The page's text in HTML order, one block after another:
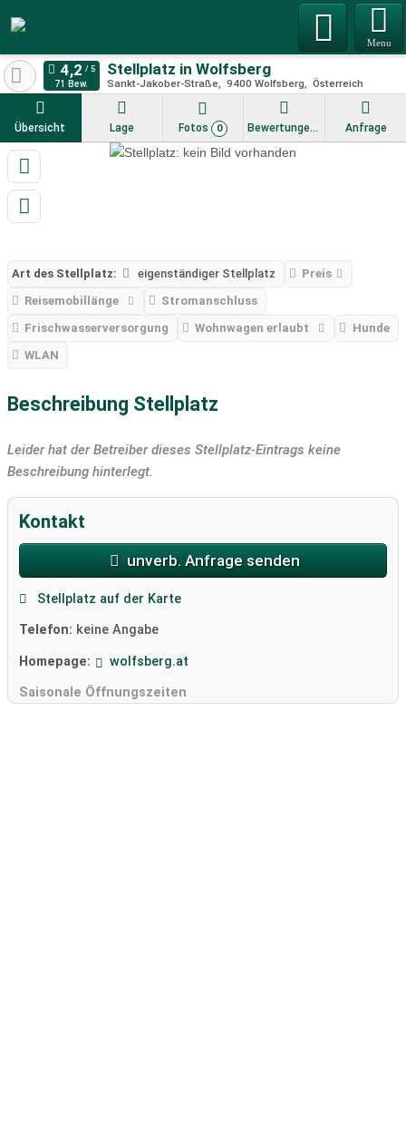
Menu
Stellplatz in Wolfsberg
Sankt-Jakober-Straße 9400 Wolfsberg Österreich
71 Bew.
Übersicht Lage Fotos 0 Bewertungen Anfrage
Art des Stellplatz: eigenständiger Stellplatz
Preis
Reisemobillänge
Stromanschluss
Frischwasserversorgung
Wohnwagen erlaubt
Hunde
WLAN
Beschreibung Stellplatz
Leider hat der Betreiber dieses Stellplatz-Eintrags keine
Beschreibung hinterlegt.
Kontakt
unverb. Anfrage senden
Stellplatz auf der Karte
Telefon: keine Angabe
Homepage: wolfsberg.at
Saisonale Öffnungszeiten